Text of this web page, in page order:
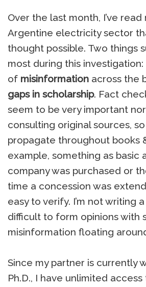
Over the last month, I’ve
Argentine electricity sector
thought possible. Two things
most during this
of misinformation across the
gaps in scholarship. Fact
seem to be very important
consulting original sources,
propagate throughout books
example, something as basic
company was purchased or
time a concession was
easy to verify. I’m not writing a
difficult to form opinions with
misinformation floating
Since my partner is currently
Ph.D., I have unlimited access